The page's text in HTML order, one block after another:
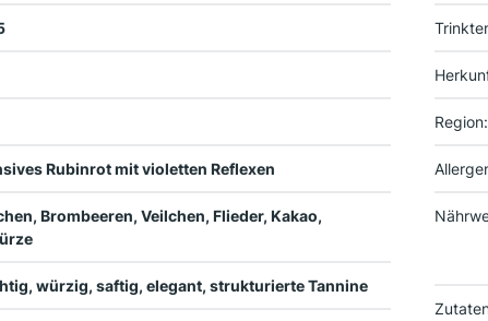
Rubinrot mit violetten Reflexen
Brombeeren, Veilchen, Flieder, Kakao,
würzig, saftig, elegant, strukturierte Tannine
Region: